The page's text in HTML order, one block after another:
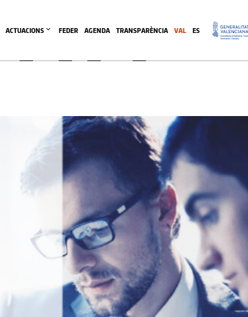
ACTUACIONS FEDER AGENDA TRANSPARÈNCIA .
VAL ES